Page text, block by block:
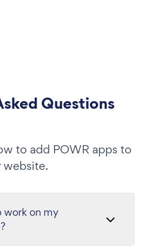
Questions
to add POWR apps to
website.
work on my